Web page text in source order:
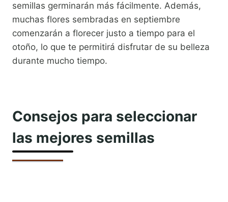
semillas germinarán más fácilmente. Además,
muchas flores sembradas en septiembre
comenzarán a florecer justo a tiempo para el
otoño, lo que te permitirá disfrutar de su belleza
durante mucho tiempo.
Consejos para seleccionar
las mejores semillas